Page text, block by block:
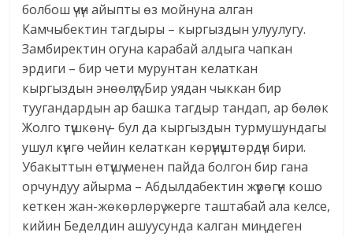
болбош үчүн айыпты өз мойнуна алган
Камчыбектин тагдыры – кыргыздын улуулугу.
Замбиректин огуна карабай алдыга чапкан
эрдиги – бир чети мурунтан келаткан
кыргыздын энөөлүгү. Бир уядан чыккан бир
туугандардын ар башка тагдыр тандап, ар бөлөк
Жолго түшкөнү – бул да кыргыздын турмушундагы
ушул күнгө чейин келаткан көрүнүштөрдүн бири.
Убакыттын өтүшү менен пайда болгон бир гана
орчундуу айырма – Абдылдабектин жүрөгүн кошо
кеткен жан-жөкөрлөрү жерге таштабай ала келсе,
кийин Беделдин ашуусунда калган миңдеген